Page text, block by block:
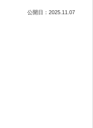
公開日：2025.11.07